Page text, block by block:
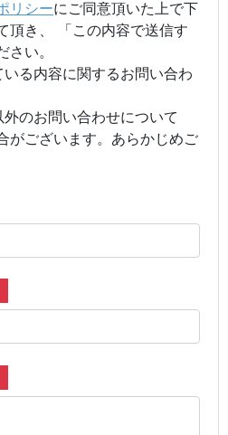
リシーにご同意頂いた上で下
頂き、 「この内容で送信す
い。
る内容に関するお問い合わ
のお問い合わせについて
がございます。あらかじめご